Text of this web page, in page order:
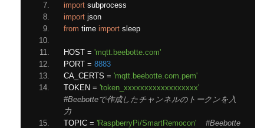
import subprocess
import json
from time import sleep
HOST = 'mqtt.beebotte.com'
PORT = 8883
CA_CERTS = 'mqtt.beebotte.com.pem'
TOKEN = 'token_xxxxxxxxxxxxxxxxxx'
#Beebotteで作成したチャンネルのトークンを入
力
TOPIC = 'RaspberryPi/SmartRemocon'
#Beebotte